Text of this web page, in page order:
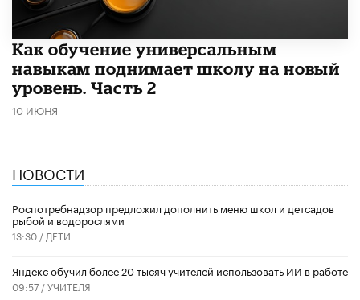
​Как обучение универсальным
навыкам поднимает школу на новый
уровень. Часть 2
10 ИЮНЯ
НОВОСТИ
Роспотребнадзор предложил дополнить меню школ и детсадов
рыбой и водорослями
13:30 / ДЕТИ
​Яндекс обучил более 20 тысяч учителей использовать ИИ в работе
09:57 /УЧИТЕЛЯ